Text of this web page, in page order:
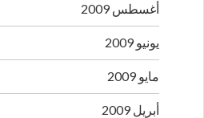
أغسطس 2009
يونيو 2009
مايو 2009
أبريل 2009